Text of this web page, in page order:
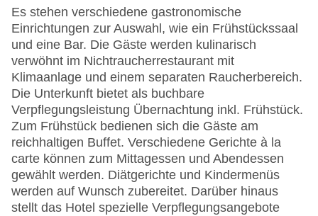
Lift
Anzahl der Konferenzräume: 1
Anzahl der Aufzüge: 1
Haustiere: gegen Gebühr
Zimmerservice
Sonnenterrasse
Gesamtanzahl der Stockwerke: 6
Gesamtanzahl der Zimmer: 110
Pools:Outdoor Pool, Sonnenschirme am Pool,
Liegen am Pool
Zahlungsarten: American Express, Diners Club,
EC Maestro, Mastercard, Visa
Landeskategorie: 4 Sterne
Es stehen verschiedene gastronomische
Einrichtungen zur Auswahl, wie ein Frühstückssaal
und eine Bar. Die Gäste werden kulinarisch
verwöhnt im Nichtraucherrestaurant mit
Klimaanlage und einem separaten Raucherbereich.
Die Unterkunft bietet als buchbare
Verpflegungsleistung Übernachtung inkl. Frühstück.
Zum Frühstück bedienen sich die Gäste am
reichhaltigen Buffet. Verschiedene Gerichte à la
carte können zum Mittagessen und Abendessen
gewählt werden. Diätgerichte und Kindermenüs
werden auf Wunsch zubereitet. Darüber hinaus
stellt das Hotel spezielle Verpflegungsangebote